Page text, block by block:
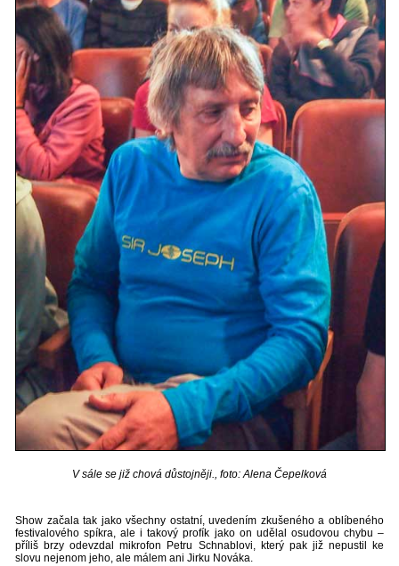
V sále se již chová důstojněji., foto: Alena Čepelková
Show začala tak jako všechny ostatní, uvedením zkušeného a oblíbeného
festivalového spíkra, ale i takový profík jako on udělal osudovou chybu –
příliš brzy odevzdal mikrofon Petru Schnablovi, který pak již nepustil ke
slovu nejenom jeho, ale málem ani Jirku Nováka.